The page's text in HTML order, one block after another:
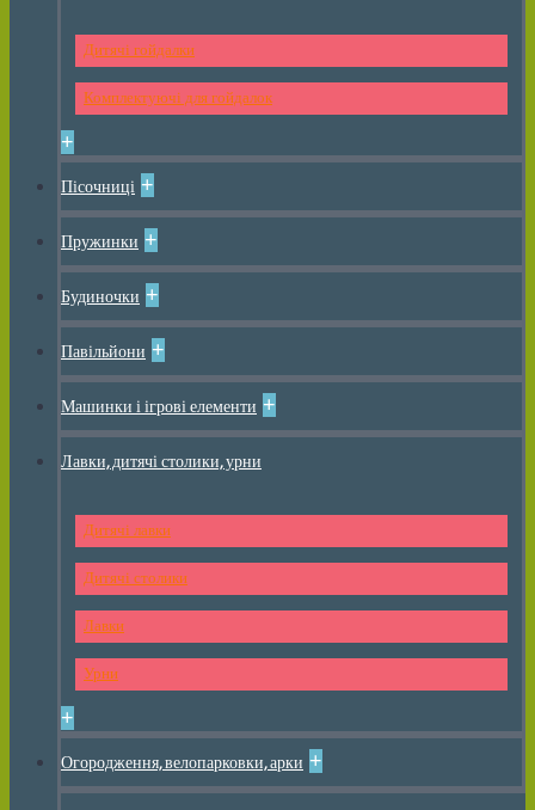
Дитячі гойдалки
Комплектуючі для гойдалок
+
Пісочниці +
Пружинки +
Будиночки +
Павільйони +
Машинки і ігрові елементи +
Лавки, дитячі столики, урни
Дитячі лавки
Дитячі столики
Лавки
Урни
+
Огородження, велопарковки, арки +